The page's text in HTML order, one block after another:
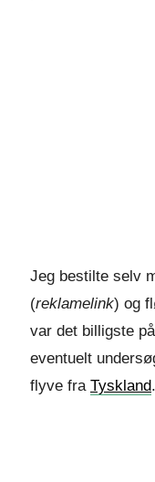
Jeg bestilte selv
(reklamelink) og
var det billigste
eventuelt
flyve fra Tyskland.